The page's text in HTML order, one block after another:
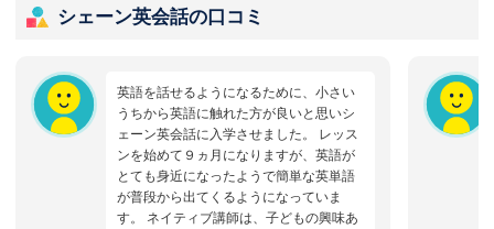
シェーン英会話の口コミ
英語を話せるようになるために、小さい
うちから英語に触れた方が良いと思いシ
ェーン英会話に入学させました。 レッス
ンを始めて９ヵ月になりますが、英語が
とても身近になったようで簡単な英単語
が普段から出てくるようになっていま
す。 ネイティブ講師は、子どもの興味あ